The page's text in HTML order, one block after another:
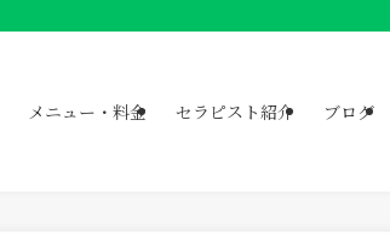
メニュー・料金 セラピスト紹介 ブログ